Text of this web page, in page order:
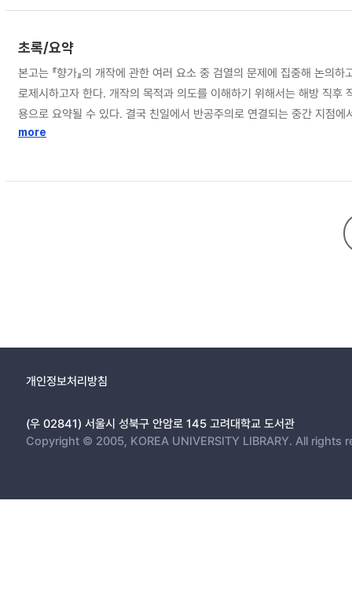
초록/요약
본고는 『향가』의 개작에 관한 여러 요소 중 검열의 문제에 집중해 논
로제시하고자 한다. 개작의 목적과 의도를 이해하기 위해서는 해방 직
용으로 요약될 수 있다. 결국 친일에서 반공주의로 연결되는 중간 지점
했는가를 알 수있다. 시대 변화를 빠르게 간파하고 그에 편승하는 방법
more
개인정보처리방침
(우 02841) 서울시 성북구 안암로 145 고려대학교 도서관
Copyright © 2005, KOREA UNIVERSITY LIBRARY. All rights